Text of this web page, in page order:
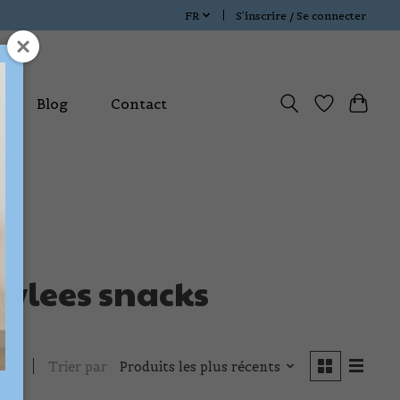
FR S’inscrire / Se connecter
Blog Contact
snacks
Trier par Produits les plus récents